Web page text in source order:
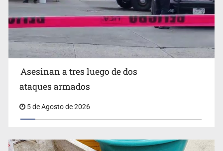
Mujer resulta lesionada tras ataque de pitbull en
Zapopan
Asesinan a tres luego de dos
ataques armados
5 de Agosto de 2026